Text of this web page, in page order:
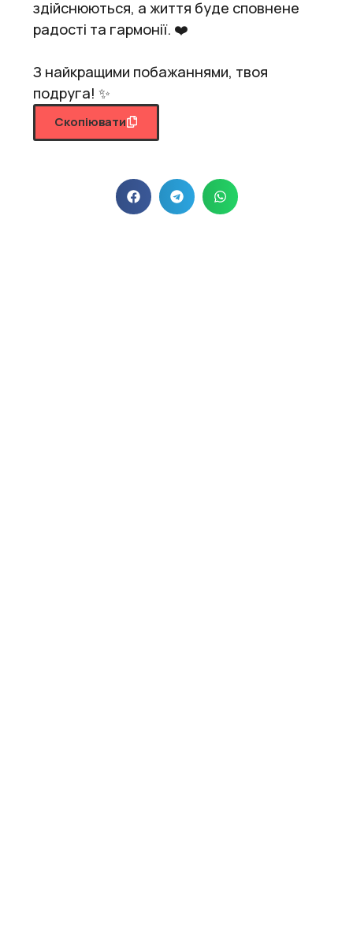
здійснюються, а життя буде сповнене
радості та гармонії. ❤️
З найкращими побажаннями, твоя
подруга! ✨
Скопіювати